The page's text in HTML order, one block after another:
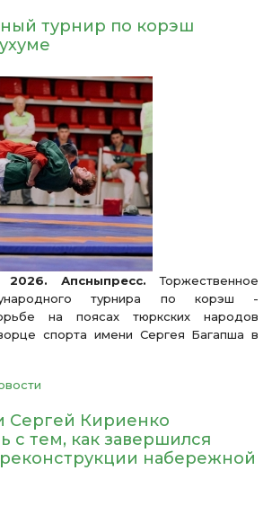
турнир по корэш
Апсныпресс. Торжественное
турнира по корэш -
на поясах тюркских народов
спорта имени Сергея Багапша в
Сергей Кириенко
с тем, как завершился
набережной